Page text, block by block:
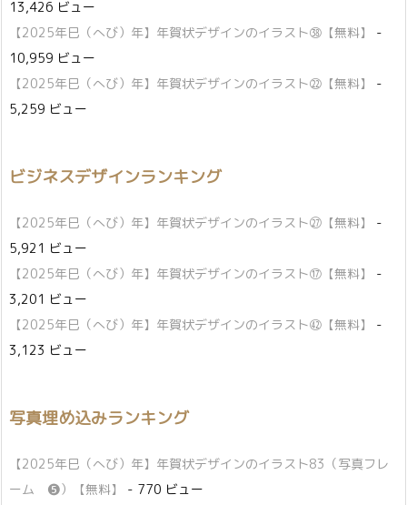
13,426 ビュー
【2025年巳（へび）年】年賀状デザインのイラスト㊳【無料】
-
10,959 ビュー
【2025年巳（へび）年】年賀状デザインのイラスト㉒【無料】
-
5,259 ビュー
ビジネスデザインランキング
【2025年巳（へび）年】年賀状デザインのイラスト㉗【無料】
-
5,921 ビュー
【2025年巳（へび）年】年賀状デザインのイラスト⑰【無料】
-
3,201 ビュー
【2025年巳（へび）年】年賀状デザインのイラスト㊷【無料】
-
3,123 ビュー
写真埋め込みランキング
【2025年巳（へび）年】年賀状デザインのイラスト83（写真フレ
ーム ❺）【無料】
- 770 ビュー